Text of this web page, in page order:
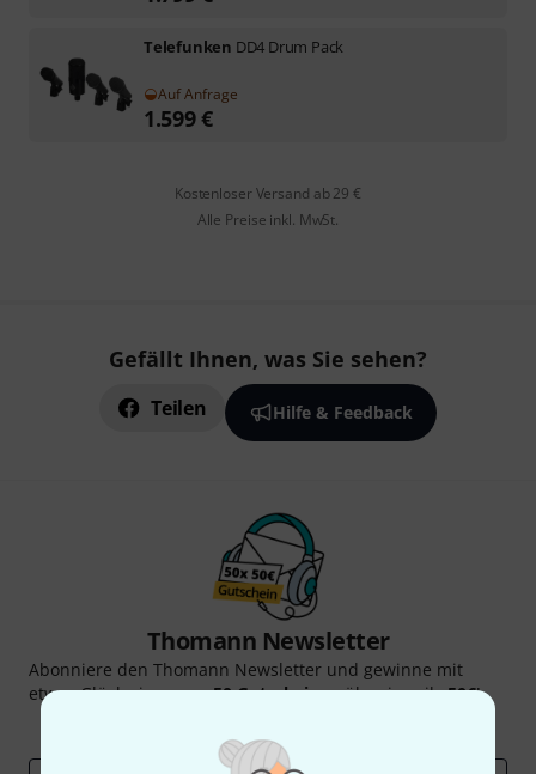
Telefunken DD4 Drum Pack
Auf Anfrage
1.599€
Kostenloser Versand ab 29 €
Alle Preise inkl. MwSt.
Gefällt Ihnen, was Sie sehen?
Teilen Hilfe & Feedback
Thomann Newsletter
Abonniere den Thomann Newsletter und gewinne mit
etwas Glück einen von50 Gutscheinenüber jeweils50€!